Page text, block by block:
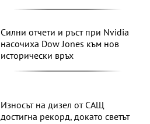
Силни отчети и ръст при Nvidia
насочиха Dow Jones към нов
исторически връх
Износът на дизел от САЩ
достигна рекорд, докато светът